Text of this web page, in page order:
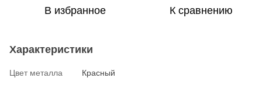
В избранное К сравнению
Характеристики
Цвет металла Красный